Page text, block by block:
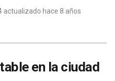
actualizado hace 8 años
en la ciudad